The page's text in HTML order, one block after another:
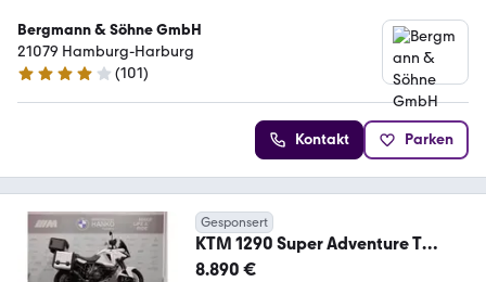
Bergmann & Söhne GmbH
21079 Hamburg-Harburg
3.9 Sterne
(101)
Kontakt Parken
Gesponsert
KTM 1290 Super Adventure T
Koffer & Topcase Leo Vinc
8.890 €